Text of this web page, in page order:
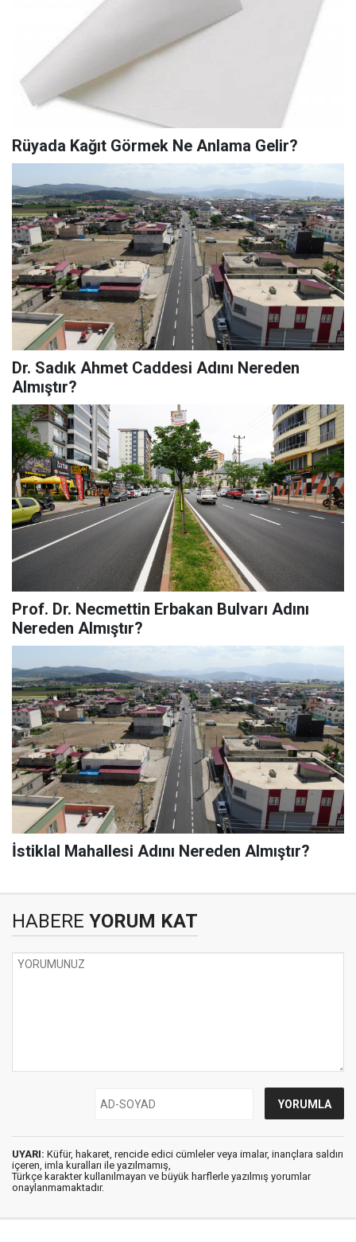
Rüyada Kağıt Görmek Ne Anlama Gelir?
Dr. Sadık Ahmet Caddesi Adını Nereden
Almıştır?
Prof. Dr. Necmettin Erbakan Bulvarı Adını
Nereden Almıştır?
İstiklal Mahallesi Adını Nereden Almıştır?
HABERE YORUM KAT
UYARI: Küfür, hakaret, rencide edici cümleler veya imalar, inançlara saldırı
içeren, imla kuralları ile yazılmamış,
Türkçe karakter kullanılmayan ve büyük harflerle yazılmış yorumlar
onaylanmamaktadır.